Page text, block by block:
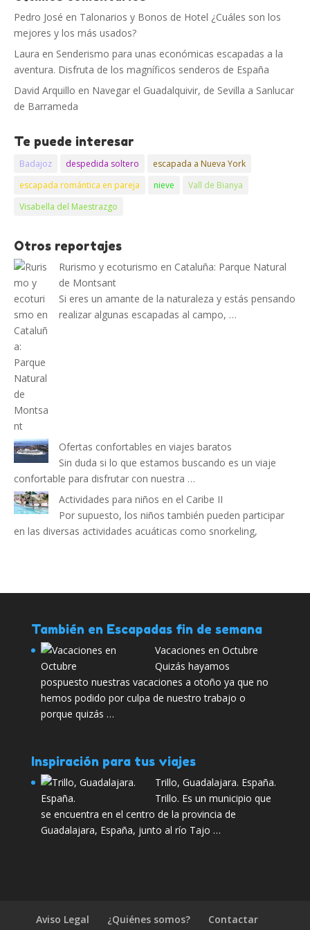
Pedro José en Talonarios y Bonos de Hotel ¿Cuáles son los
mejores y los más usados?
Laura en Senderismo para unas económicas escapadas a la
aventura. Disfruta de los magníficos senderos de España
David Arquillo en Navegar el Guadalquivir, de Sevilla a Sanlucar
de Barrameda
Te puede interesar
Badajoz despedida soltero
escapada a Nueva York
escapada romántica en pareja
nieve
Vall de Bianya
Visabella del Maestrazgo
Otros reportajes
Rurismo y ecoturismo en Cataluña: Parque Natural
de Montsant
Si eres un amante de la naturaleza y estás pensando
realizar algunas escapadas al campo, …
Ofertas confortables en viajes baratos
Sin duda si lo que estamos buscando es un viaje
confortable para disfrutar con nuestra …
Actividades para niños en el Caribe II
Por supuesto, los niños también pueden participar
en las diversas actividades acuáticas como snorkeling,
También en Escapadas fin de semana
Vacaciones en Octubre
Quizás hayamos
pospuesto nuestras vacaciones a otoño ya que no
hemos podido por culpa de nuestro trabajo o
porque quizás …
Inspiración para tus viajes
Trillo, Guadalajara. España.
Trillo. Es un municipio que
se encuentra en el centro de la provincia de
Guadalajara, España, junto al río Tajo …
Aviso Legal ¿Quiénes somos?
Contactar